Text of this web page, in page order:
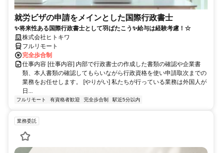
就労ビザの申請をメインとした国際行政書士
✨将来性ある国際行政書士として羽ばたこう✨給与は経験考慮！☆
株式会社ヒトキワ
フルリモート
完全歩合制
仕事内容 [仕事内容] 内部で行政書士の作成した書類の確認や企業書
類、本人書類の確認してもらいながら行政資格を使い申請取次までの
業務をお任せします。 [やりがい] 私たちが行っている業務は外国人が
日...
フルリモート 有資格者歓迎 完全歩合制 駅近5分以内
業務委託